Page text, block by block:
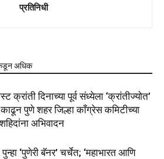
प्रतिनिधी
अधिक
क्रांती दिनाच्या पूर्व संध्येला ‘क्रांतीज्योत’
काढून पुणे शहर जिल्हा काँग्रेस कमिटीच्या
अभिवादन
‘पुणेरी बॅनर’ चर्चेत; ‘महाभारत आणि